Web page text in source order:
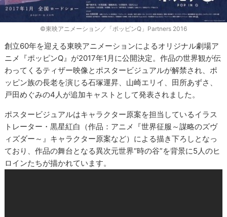
©東映アニメーション／「ポッピンQ」Partners 2016
創立60年を迎える東映アニメーションによるオリジナル劇場ア
ニメ『ポッピンQ』が2017年1月に公開決定。作品の世界観が伝
わってくるティザー映像とポスタービジュアルが解禁され、ポ
ッピン族の長老を演じる石塚運昇、山崎エリイ、田所あずさ、
戸田めぐみの4人が追加キャストとして発表されました。
ポスタービジュアルはキャラクター原案を担当しているイラス
トレーター・黒星紅白（作品：アニメ『世界征服～謀略のズヴ
ィズダー～』キャラクター原案など）による描き下ろしとなっ
ており、作品の舞台となる異次元世界“時の谷”を背景に5人のヒ
ロインたちが描かれています。